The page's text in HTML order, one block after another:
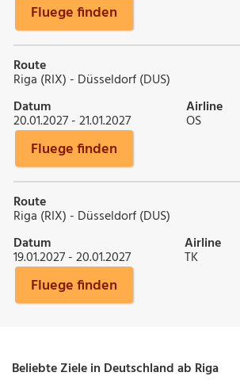
Fluege finden
Route
Riga (RIX) - Düsseldorf (DUS)
Datum
20.01.2027 - 21.01.2027
Airline
OS
Fluege finden
Route
Riga (RIX) - Düsseldorf (DUS)
Datum
19.01.2027 - 20.01.2027
Airline
TK
Fluege finden
Beliebte Ziele in Deutschland ab Riga